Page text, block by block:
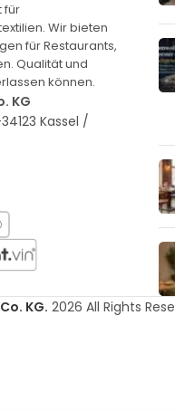
für
Wir bieten
für Restaurants,
Qualität und
können.
KG
Kassel /
KG. 2026 All Rights